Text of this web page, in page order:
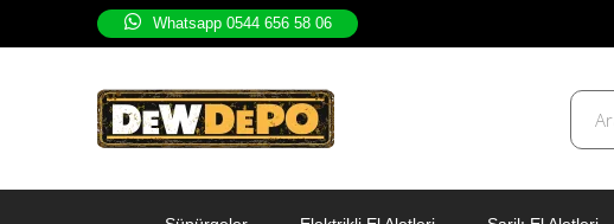
Whatsapp 0544 656 58 06